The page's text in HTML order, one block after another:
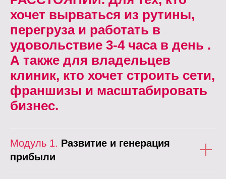
хочет вырваться из рутины,
перегруза и работать в
удовольствие 3-4 часа в день .
А также для владельцев
клиник, кто хочет строить сети,
франшизы и масштабировать
бизнес.
Модуль 1. Развитие и генерация
прибыли